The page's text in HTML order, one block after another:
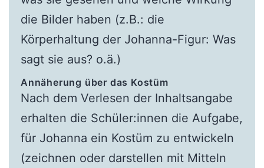
die Bilder haben (z.B.: die
Körperhaltung der Johanna-Figur: Was
sagt sie aus? o.ä.)
Annäherung über das Kostüm
Nach dem Verlesen der Inhaltsangabe
erhalten die Schüler:innen die Aufgabe,
für Johanna ein Kostüm zu entwickeln
(zeichnen oder darstellen mit Mitteln